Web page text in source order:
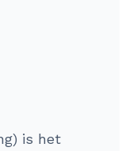
is het